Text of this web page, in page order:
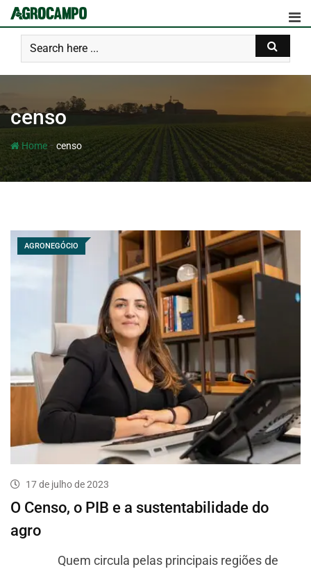
censo
Home- censo
AGRONEGÓCIO
17 de julho de 2023
O Censo, o PIB e a sustentabilidade do
agro
Quem circula pelas principais regiões de